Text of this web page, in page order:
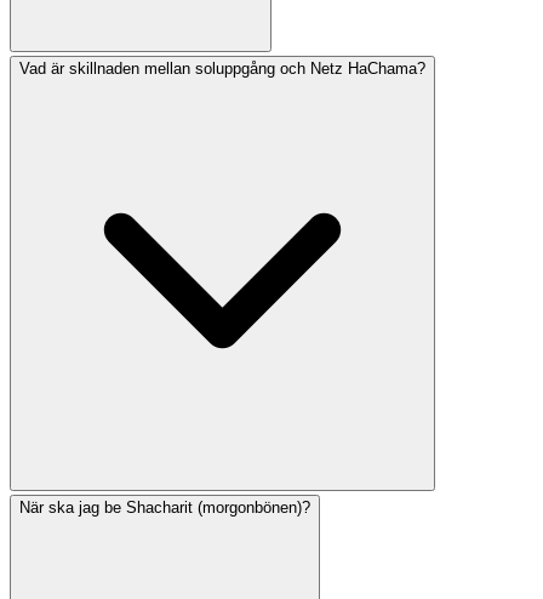
Zmanim (hebreiska för 'tider') är de halachiskt
beroende på plats och årstid.
Vad är skillnaden mellan soluppgång och Netz HaChama?
Netz HaChama (bokstavligen 'solens framträdande')
När ska jag be Shacharit (morgonbönen)?